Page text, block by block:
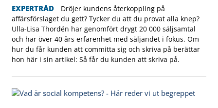
EXPERTRÅD
Dröjer kundens återkoppling på
affärsförslaget du gett? Tycker du att du provat alla knep?
Ulla-Lisa Thordén har genomfört drygt 20 000 säljsamtal
och har över 40 års erfarenhet med säljandet i fokus. Om
hur du får kunden att committa sig och skriva på berättar
hon här i sin artikel: Så får du kunden att skriva på.